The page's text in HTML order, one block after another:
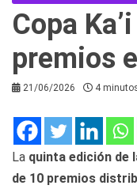
Copa
premios
21/06/2026 4
La quinta edición de
de 10 premios